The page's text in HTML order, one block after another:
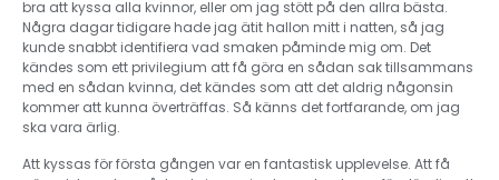
bra att kyssa alla kvinnor, eller om jag stött på den allra bästa.
Några dagar tidigare hade jag ätit hallon mitt i natten, så jag
kunde snabbt identifiera vad smaken påminde mig om. Det
kändes som ett privilegium att få göra en sådan sak tillsammans
med en sådan kvinna, det kändes som att det aldrig någonsin
kommer att kunna överträffas. Så känns det fortfarande, om jag
ska vara ärlig.
Att kyssas för första gången var en fantastisk upplevelse. Att få